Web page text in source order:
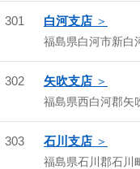
301 白河支店
福島県白河市新白
302 矢吹支店
福島県西白河郡矢
303 石川支店
福島県石川郡石川